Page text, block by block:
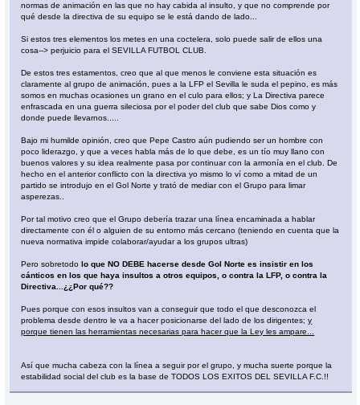
normas de animación en las que no hay cabida al insulto, y que no comprende por
qué desde la directiva de su equipo se le está dando de lado...
Si estos tres elementos los metes en una coctelera, solo puede salir de ellos una
cosa--> perjuicio para el SEVILLA FUTBOL CLUB.
De estos tres estamentos, creo que al que menos le conviene esta situación es
claramente al grupo de animación, pues a la LFP el Sevilla le suda el pepino, es más
somos en muchas ocasiones un grano en el culo para ellos; y La Directiva parece
enfrascada en una guerra sileciosa por el poder del club que sabe Dios como y
donde puede llevarnos.....
Bajo mi humilde opinión, creo que Pepe Castro aún pudiendo ser un hombre con
poco liderazgo, y que a veces habla más de lo que debe, es un tío muy llano con
buenos valores y su idea realmente pasa por continuar con la armonía en el club. De
hecho en el anterior conflicto con la directiva yo mismo lo ví como a mitad de un
partido se introdujo en el Gol Norte y trató de mediar con el Grupo para limar
asperezas..
Por tal motivo creo que el Grupo debería trazar una línea encaminada a hablar
directamente con él o alguien de su entorno más cercano (teniendo en cuenta que la
nueva normativa impide colaborar/ayudar a los grupos ultras)
Pero sobretodolo que NO DEBE hacerse desde Gol Norte es insistir en los
cánticos en los que haya insultos a otros equipos, o contra la LFP, o contra la
Directiva...¿¿Por qué??
Pues porque con esos insultos van a conseguir que todo el que desconozca el
problema desde dentro le va a hacer posicionarse del lado de los dirigentes;y
porque tienen las herramientas necesarias para hacer que la Ley les ampare...
Así que mucha cabeza con la línea a seguir por el grupo, y mucha suerte porque la
estabilidad social del club es la base de TODOS LOS EXITOS DEL SEVILLA F.C.!!